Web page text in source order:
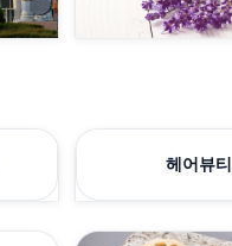
헤어뷰티